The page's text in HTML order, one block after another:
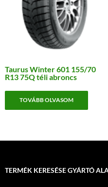
Taurus Winter 601 155/70
R13 75Q téli abroncs
TOVÁBB OLVASOM
TERMÉK KERESÉSE GYÁRTÓ